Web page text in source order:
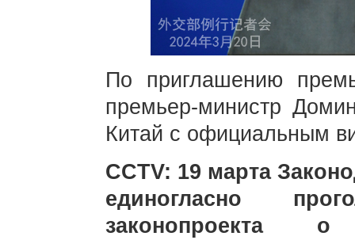
По приглашению
премьер-министр
Китай с официальным
CCTV: 19 марта
единогласно
законопроекта